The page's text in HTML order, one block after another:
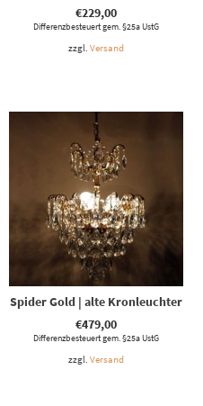
€229,00
Differenzbesteuert gem. §25a UstG
zzgl. Versand
Spider Gold | alte Kronleuchter
€479,00
Differenzbesteuert gem. §25a UstG
zzgl. Versand